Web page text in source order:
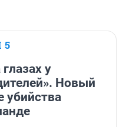
5
у
Новый
убийства